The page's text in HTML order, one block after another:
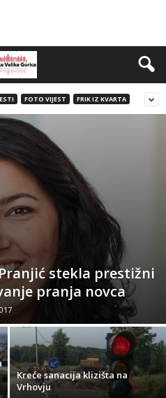
FOTO VIJEST FRIK IZ KVARTA
stekla prestižni
pranja novca
Kreće sanacija klizišta na
Vrhovju